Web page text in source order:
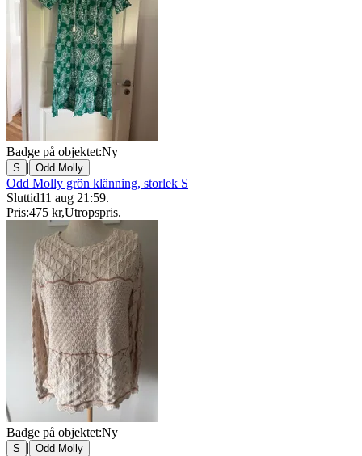
Badge på objektet:Ny
S | Odd Molly
Odd Molly grön klänning, storlek S
Sluttid11 aug 21:59.
Pris:475 kr,Utropspris.
Badge på objektet:Ny
S | Odd Molly